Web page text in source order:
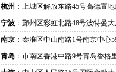
杭州 ：上城区解放东路45号高德置
宁波 ：鄞州区彩虹北路48号波特曼
南京 ：秦淮区中山南路1号南京中心
青岛 ：市南区香港中路9号青岛香格